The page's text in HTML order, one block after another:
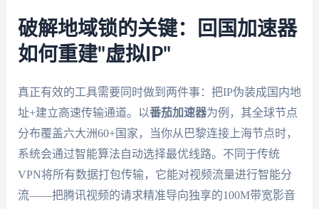
破解地域锁的关键：回国加速器
如何重建"虚拟IP"
真正有效的工具需要同时做到两件事：把IP伪装成国内地
址+建立高速传输通道。以番茄加速器为例，其全球节点
分布覆盖六大洲60+国家，当你从巴黎连接上海节点时，
系统会通过智能算法自动选择最优线路。不同于传统
VPN将所有数据打包传输，它能对视频流量进行智能分
流——把腾讯视频的请求精准导向独享的100M带宽影音